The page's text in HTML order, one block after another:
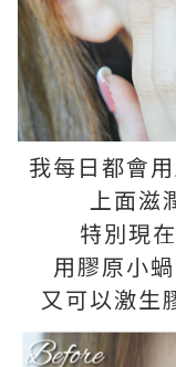
我每日都會
上面
特別現
用膠原小
又可以激生